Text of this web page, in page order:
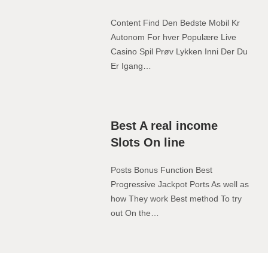
Content Find Den Bedste Mobil Kr
Autonom For hver Populære Live
Casino Spil Prøv Lykken Inni Der Du
Er Igang…
Best A real income
Slots On line
Posts Bonus Function Best
Progressive Jackpot Ports As well as
how They work Best method To try
out On the…